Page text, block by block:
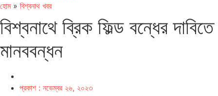
হোম» বিশ্বনাথ খবর
বিশ্বনাথে ব্রিক ফিল্ড বন্ধের দাবিতে
মানববন্ধন
প্রকাশ : নভেম্বর ২৬, ২০২৩